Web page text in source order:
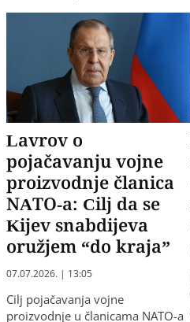
Lavrov o
pojačavanju vojne
proizvodnje članica
NATO-a: Cilj da se
Kijev snabdijeva
oružjem “do kraja”
07.07.2026. | 13:05
Cilj pojačavanja vojne
proizvodnje u članicama NATO-a